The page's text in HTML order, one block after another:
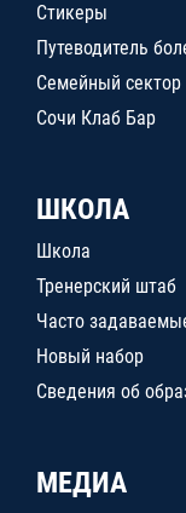
Стикеры
Путеводитель
Семейный сектор
Сочи Клаб Бар
ШКОЛА
Школа
Тренерский штаб
Часто
Новый набор
Сведения об
МЕДИА